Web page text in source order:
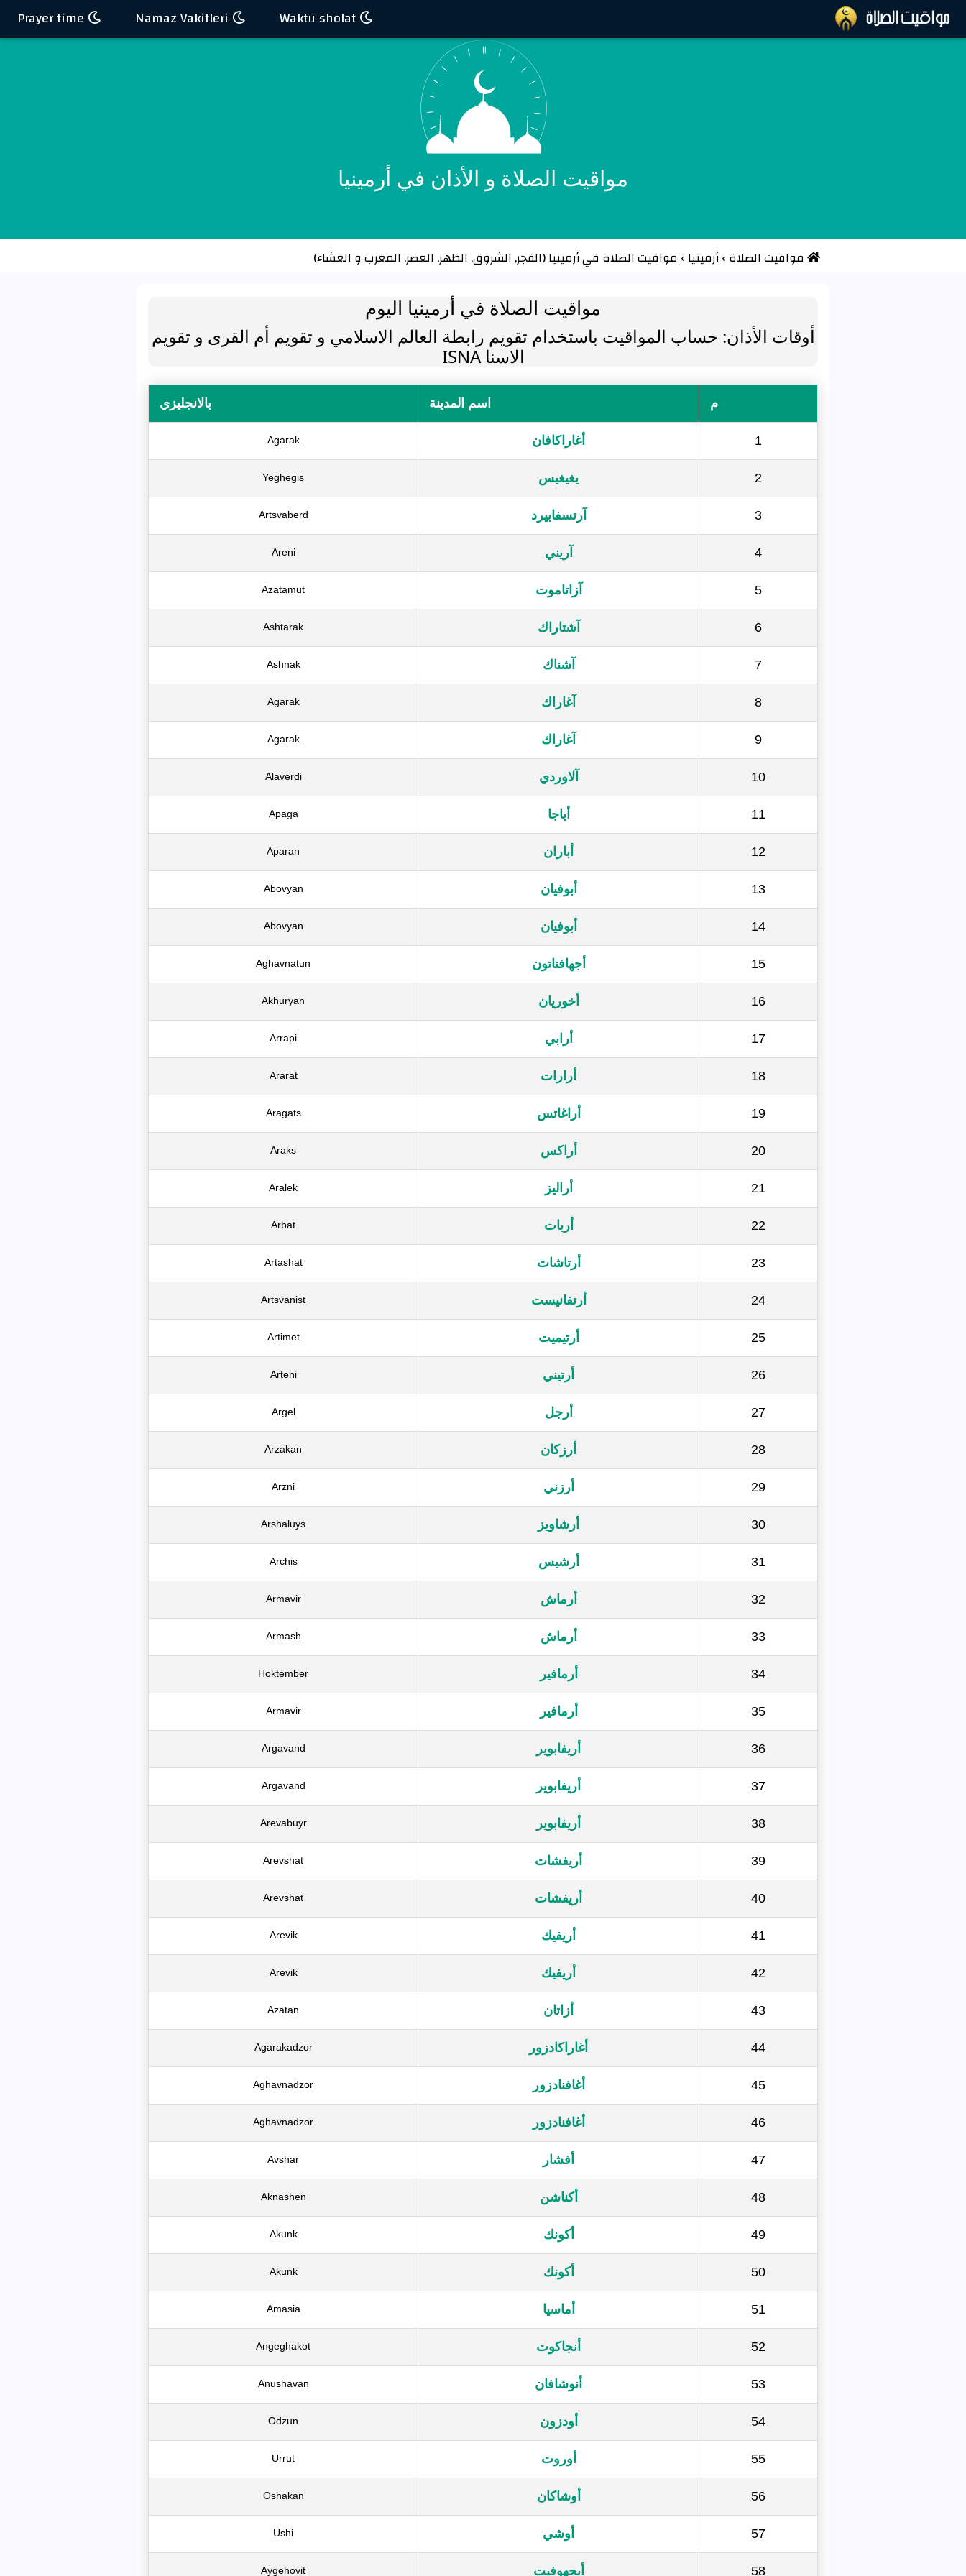
مواقيت الصلاة و الأذان في أرمينيا
مواقيت الصلاة ›أرمينيا › مواقيت الصلاة في أرمينيا (الفجر, الشروق, الظهر, العصر, المغرب و العشاء)
مواقيت الصلاة في أرمينيا اليوم
أوقات الأذان: حساب المواقيت باستخدام تقويم رابطة العالم الاسلامي و تقويم أم القرى و تقويم
الاسنا ISNA
م اسم المدينة بالانجليزي
1 أغاراكافان Agarak
2 يغيغيس Yeghegis
3 آرتسفابيرد Artsvaberd
4 آريني Areni
5 آزاتاموت Azatamut
6 آشتاراك Ashtarak
7 آشناك Ashnak
8 آغاراك Agarak
9 آغاراك Agarak
10 آلاوردي Alaverdi
11 أباجا Apaga
12 أباران Aparan
13 أبوفيان Abovyan
14 أبوفيان Abovyan
15 أجهافناتون Aghavnatun
16 أخوريان Akhuryan
17 أرابي Arrapi
18 أرارات Ararat
19 أراغاتس Aragats
20 أراكس Araks
21 أراليز Aralek
22 أربات Arbat
23 أرتاشات Artashat
24 أرتفانيست Artsvanist
25 أرتيميت Artimet
26 أرتيني Arteni
27 أرجل Argel
28 أرزكان Arzakan
29 أرزني Arzni
30 أرشاويز Arshaluys
31 أرشيس Archis
32 أرماش Armavir
33 أرماش Armash
34 أرمافير Hoktember
35 أرمافير Armavir
36 أريفابوير Argavand
37 أريفابوير Argavand
38 أريفابوير Arevabuyr
39 أريفشات Arevshat
40 أريفشات Arevshat
41 أريفيك Arevik
42 أريفيك Arevik
43 أزاتان Azatan
44 أغاراكادزور Agarakadzor
45 أغافنادزور Aghavnadzor
46 أغافنادزور Aghavnadzor
47 أفشار Avshar
48 أكناشن Aknashen
49 أكونك Akunk
50 أكونك Akunk
51 أماسيا Amasia
52 أنجاكوت Angeghakot
53 أنوشافان Anushavan
54 أودزون Odzun
55 أوروت Urrut
56 أوشاكان Oshakan
57 أوشي Ushi
58 أيجهوفيت Aygehovit